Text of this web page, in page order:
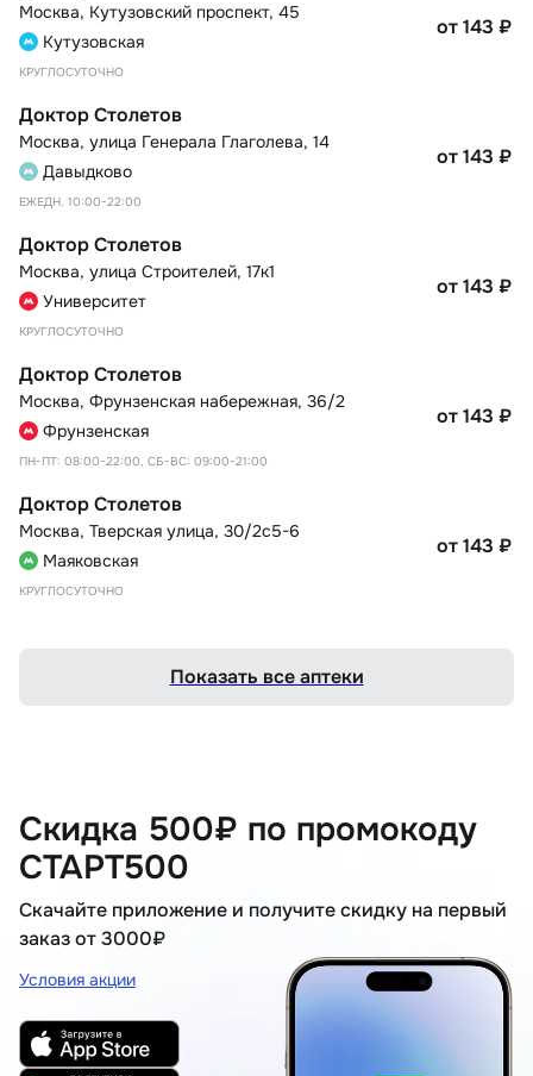
Москва, Кутузовский проспект, 45
Кутузовская
КРУГЛОСУТОЧНО
от 143 ₽
Доктор Столетов
Москва, улица Генерала Глаголева, 14
Давыдково
ЕЖЕДН. 10:00-22:00
от 143 ₽
Доктор Столетов
Москва, улица Строителей, 17к1
Университет
КРУГЛОСУТОЧНО
от 143 ₽
Доктор Столетов
Москва, Фрунзенская набережная, 36/2
Фрунзенская
ПН-ПТ: 08:00-22:00, СБ-ВС: 09:00-21:00
от 143 ₽
Доктор Столетов
Москва, Тверская улица, 30/2с5-6
Маяковская
КРУГЛОСУТОЧНО
от 143 ₽
Показать все аптеки
Скидка 500₽ по промокоду
СТАРТ500
Скачайте приложение и получите скидку на первый
заказ от 3000₽
Условия акции